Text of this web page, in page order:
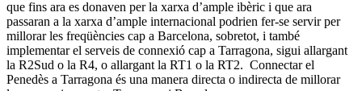
que fins ara es donaven per la xarxa d’ample ibèric i que ara
passaran a la xarxa d’ample internacional podrien fer-se servir per
millorar les freqüències cap a Barcelona, sobretot, i també
implementar el serveis de connexió cap a Tarragona, sigui allargant
la R2Sud o la R4, o allargant la RT1 o la RT2. Connectar el
Penedès a Tarragona és una manera directa o indirecta de millorar